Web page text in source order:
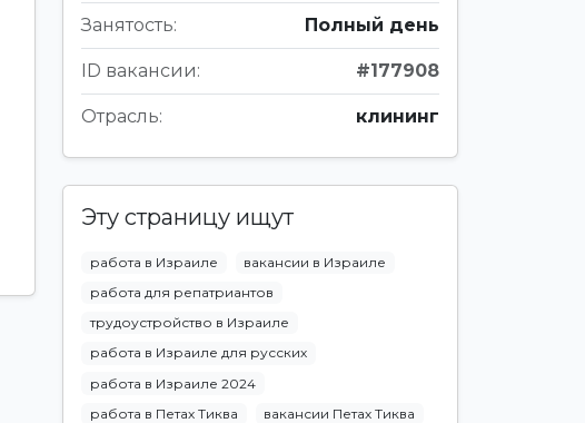
Занятость: Полный день
ID вакансии: #177908
Отрасль: клининг
Эту страницу ищут
работа в Израиле
вакансии в Израиле
работа для репатриантов
трудоустройство в Израиле
работа в Израиле для русских
работа в Израиле 2024
работа в Петах Тиква
вакансии Петах Тиква